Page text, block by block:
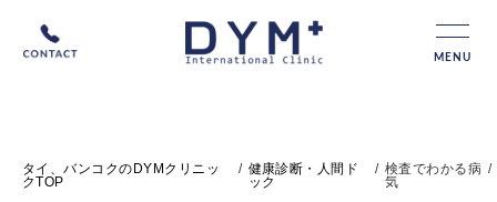
MENU
タイ、バンコクのDYMクリニッ
クTOP
/ 健康診断・人間ド
ック
/ 検査でわかる病
気
/